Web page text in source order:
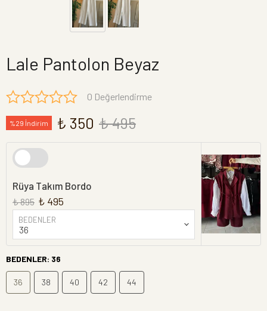
Lale Pantolon Beyaz
0 Değerlendirme
%29 İndirim ₺ 350 ₺ 495
Rüya Takım Bordo
₺ 895 ₺ 495
BEDENLER
BEDENLER: 36
36 38 40 42 44